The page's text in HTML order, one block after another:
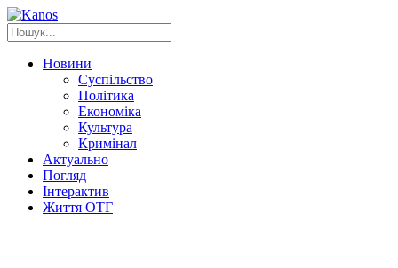
Новини
Суспільство
Політика
Економіка
Культура
Кримінал
Актуально
Погляд
Інтерактив
Життя ОТГ